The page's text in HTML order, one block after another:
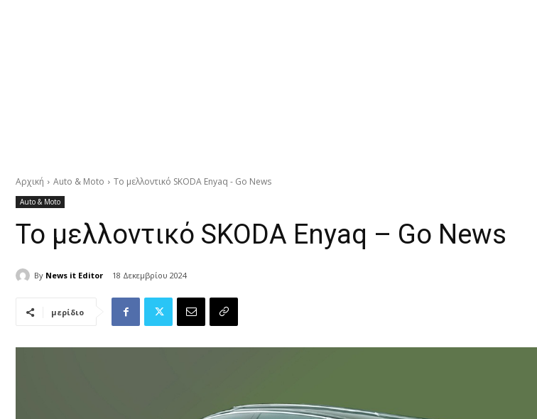
Αρχική Auto & Moto Το μελλοντικό SKODA Enyaq - Go News
Auto & Moto
Το μελλοντικό SKODA Enyaq – Go News
By News it Editor 18 Δεκεμβρίου 2024
μερίδιο